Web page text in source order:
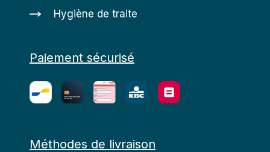
Hygiène de traite
Paiement sécurisé
Méthodes de livraison